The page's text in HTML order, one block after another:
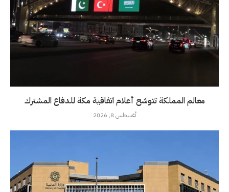
معالم المملكة تتوشح أعلام اتفاقية مكة للدفاع المشترك
أغسطس 8, 2026